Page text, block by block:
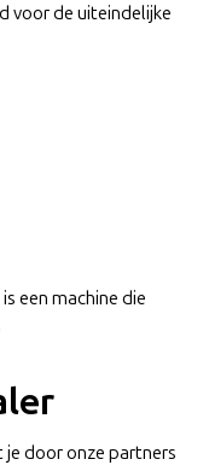
voor de uiteindelijke
een machine die
je door onze partners